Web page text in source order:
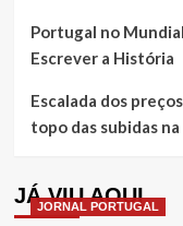
Portugal no
Escrever a História
Escalada dos
topo das subidas
JÁ VIU AQUI
JORNAL PORTUGAL